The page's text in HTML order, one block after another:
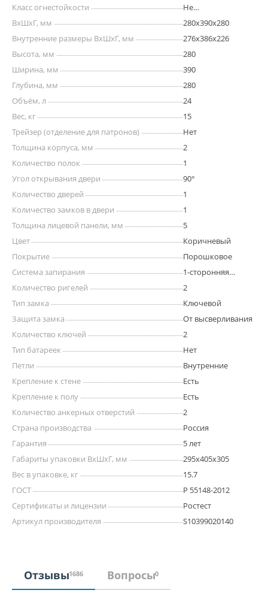
Класс огнестойкости
Не
ВхШхГ, мм
280х390х280
Внутренние размеры ВхШхГ, мм
276x386x226
Высота, мм
280
Ширина, мм
390
Глубина, мм
280
Объём, л
24
Вес, кг
15
Трейзер (отделение для патронов)
Нет
Толщина корпуса, мм
2
Количество полок
1
Угол открывания двери
90°
Количество дверей
1
Количество замков в двери
1
Толщина лицевой панели, мм
5
Цвет
Коричневый
Покрытие
Порошковое
Система запирания
1-сторонняя
Количество ригелей
2
Тип замка
Ключевой
Защита замка
От высверливания
Количество ключей
2
Тип батареек
Нет
Петли
Внутренние
Крепление к стене
Есть
Крепление к полу
Есть
Количество анкерных отверстий
2
Страна производства
Россия
Гарантия
5 лет
Габариты упаковки ВхШхГ, мм
295x405x305
Вес в упаковке, кг
15.7
ГОСТ
Р 55148-2012
Сертификаты и лицензии
Ростест
Артикул производителя
S10399020140
Отзывы1686 Вопросы0